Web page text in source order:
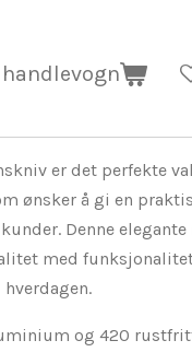
er det perfekte
ønsker å gi en
Denne
med
og 420